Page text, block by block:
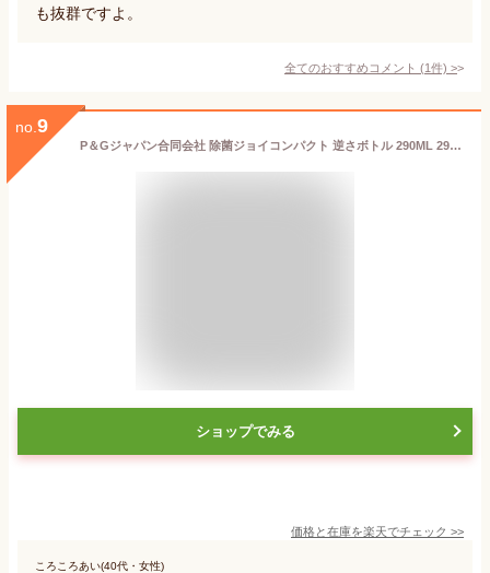
も抜群ですよ。
全てのおすすめコメント (1件) >
no. 9
P＆Gジャパン合同会社 除菌ジョイコンパクト 逆さボトル 290ML 290ML
ショップでみる
価格と在庫を楽天でチェック >>
ころころあい(40代・女性)